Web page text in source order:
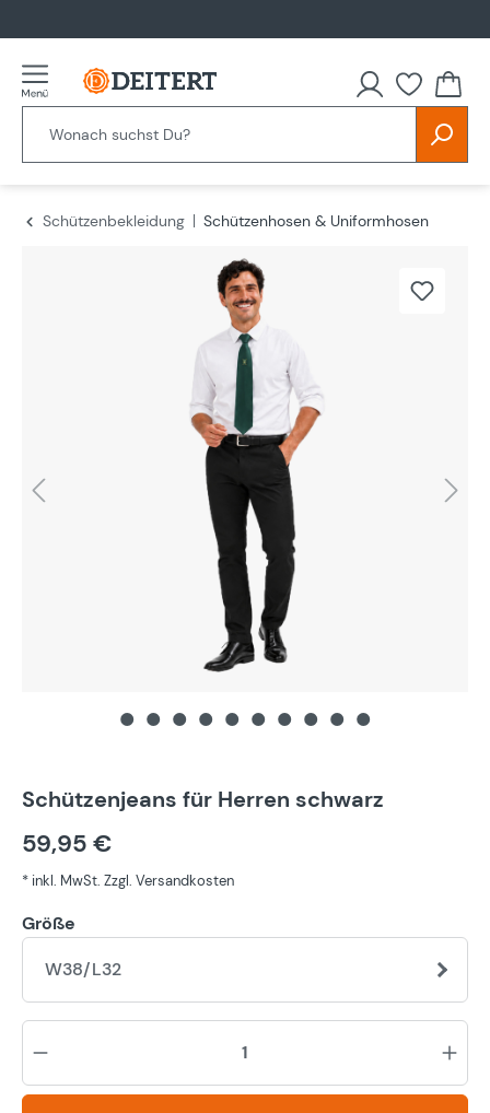
Schützenbekleidung
Schützenhosen & Uniformhosen
Schützenjeans für Herren schwarz
59,95 €
* inkl. MwSt. Zzgl. Versandkosten
Größe
W38/L32